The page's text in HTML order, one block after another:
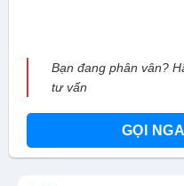
Bạn đang phân vân?
tư vấn
GỌI